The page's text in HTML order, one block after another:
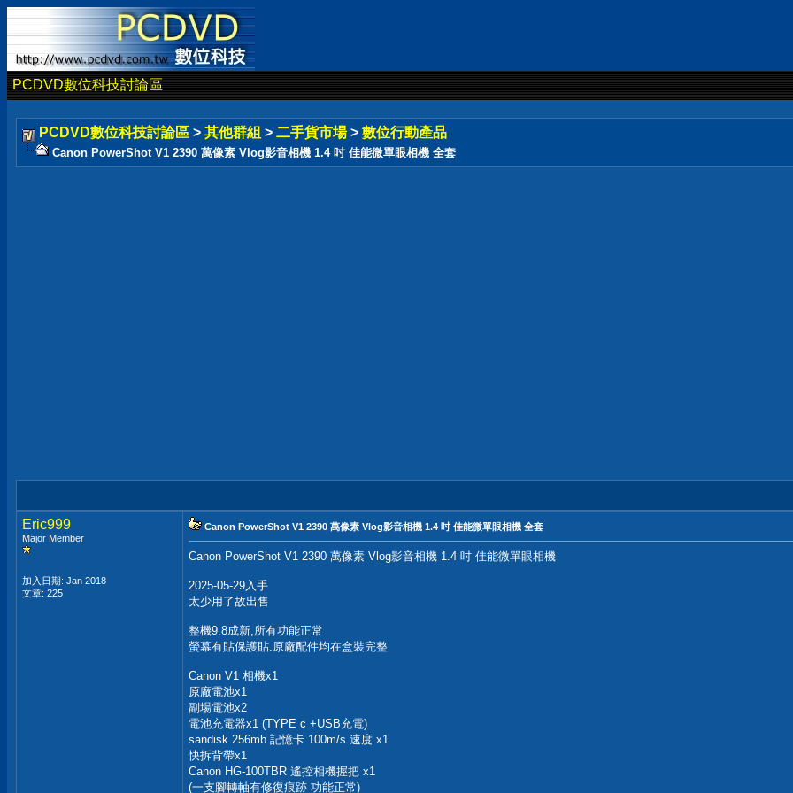
PCDVD數位科技討論區
PCDVD數位科技討論區 > 其他群組 > 二手貨市場 > 數位行動產品
Canon PowerShot V1 2390 萬像素 Vlog影音相機 1.4 吋 佳能微單眼相機 全套
Eric999
Major Member
加入日期: Jan 2018
文章: 225
Canon PowerShot V1 2390 萬像素 Vlog影音相機 1.4 吋 佳能微單眼相機 全套
Canon PowerShot V1 2390 萬像素 Vlog影音相機 1.4 吋 佳能微單眼相機
2025-05-29入手
太少用了故出售
整機9.8成新,所有功能正常
螢幕有貼保護貼.原廠配件均在盒裝完整
Canon V1 相機x1
原廠電池x1
副場電池x2
電池充電器x1 (TYPE c +USB充電)
sandisk 256mb 記憶卡 100m/s 速度 x1
快拆背帶x1
Canon HG-100TBR 遙控相機握把 x1
(一支腳轉軸有修復痕跡 功能正常)